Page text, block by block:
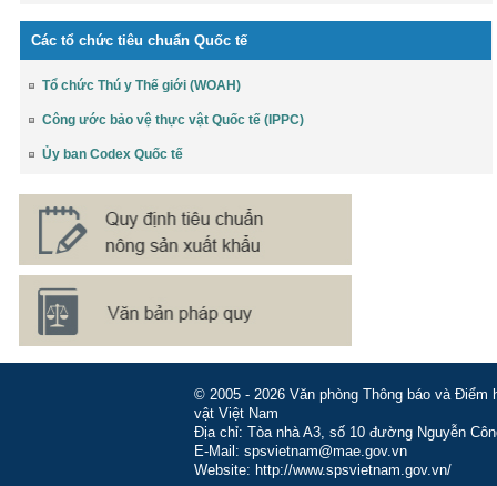
Các tổ chức tiêu chuẩn Quốc tế
Tổ chức Thú y Thế giới (WOAH)
Công ước bảo vệ thực vật Quốc tế (IPPC)
Ủy ban Codex Quốc tế
© 2005 - 2026 Văn phòng Thông báo và
vật Việt Nam
Địa chỉ: Tòa nhà A3, số 10 đường Nguyễn
E-Mail: spsvietnam@mae.gov.vn
Website: http://www.spsvietnam.gov.vn/